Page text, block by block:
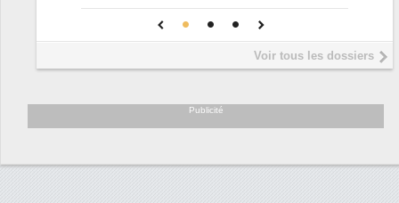
Une IA de confiance pour une IA
plus sûre ?
Voir tous les dossiers
Publicité